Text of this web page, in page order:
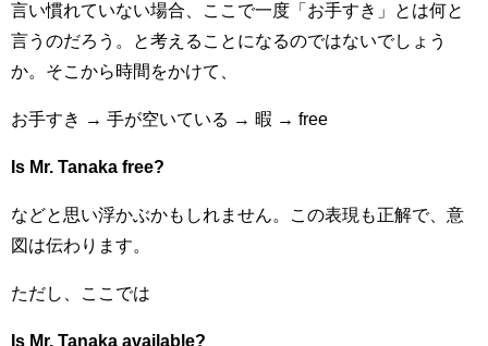
言い慣れていない場合、ここで一度「お手すき」とは何と
言うのだろう。と考えることになるのではないでしょう
か。そこから時間をかけて、
お手すき → 手が空いている → 暇 → free
Is Mr. Tanaka free?
などと思い浮かぶかもしれません。この表現も正解で、意
図は伝わります。
ただし、ここでは
Is Mr. Tanaka available?